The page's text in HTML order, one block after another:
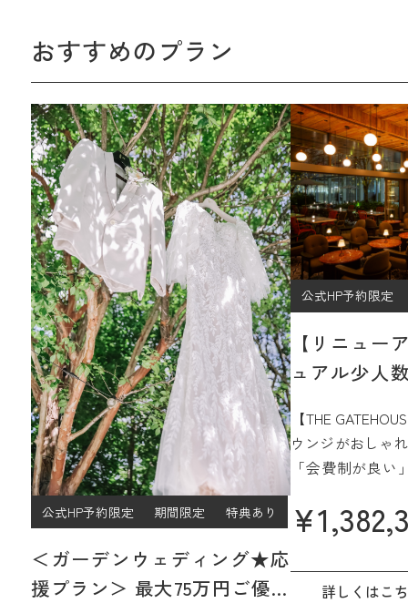
おすすめのプラン
公式HP予約限定 期間限定 特典あり
＜ガーデンウェディング★応
援プラン＞ 最大75万円ご優待
公式HP予約限定
【リニュ
ュアル少人
【THE
ウンジがおしゃ
「会費制が良
過ごしたい」
そんなご希望
15階、名古屋を
間で実現☆
¥
詳しくはこ